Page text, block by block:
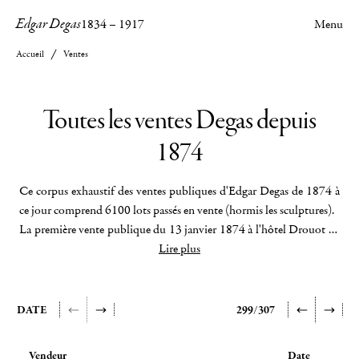
Edgar Degas1834– 1917 Menu
Accueil Ventes
Toutes les ventes Degas depuis
1874
Ce corpus exhaustif des ventes publiques d'Edgar Degas de 1874 à
ce jour comprend 6100 lots passés en vente (hormis les sculptures).
La première vente publique du 13 janvier 1874 à l'hôtel Drouot de
La tribune des courses à Longchampqui prendra plus tard le nom de
quota entre peintures, pastels et dessins, marché de Degas selon les
époques et les pays, constitution des grandes collections publiques
Lire plus
DATE 299/307
Vendeur Date